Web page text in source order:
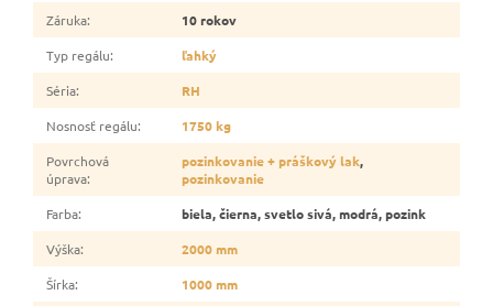
Záruka:
10 rokov
Typ regálu:
ľahký
Séria:
RH
Nosnosť regálu:
1750 kg
Povrchová
úprava:
pozinkovanie + práškový lak,
pozinkovanie
Farba:
biela, čierna, svetlo sivá, modrá, pozink
Výška:
2000 mm
Šírka:
1000 mm